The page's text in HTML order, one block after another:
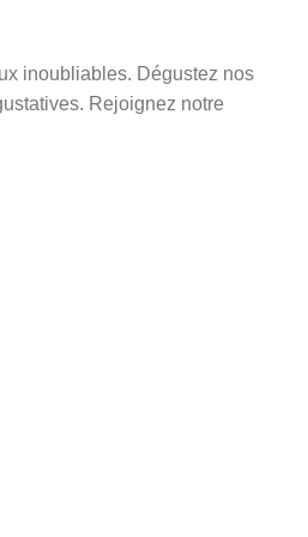
inoubliables. Dégustez nos
Rejoignez notre